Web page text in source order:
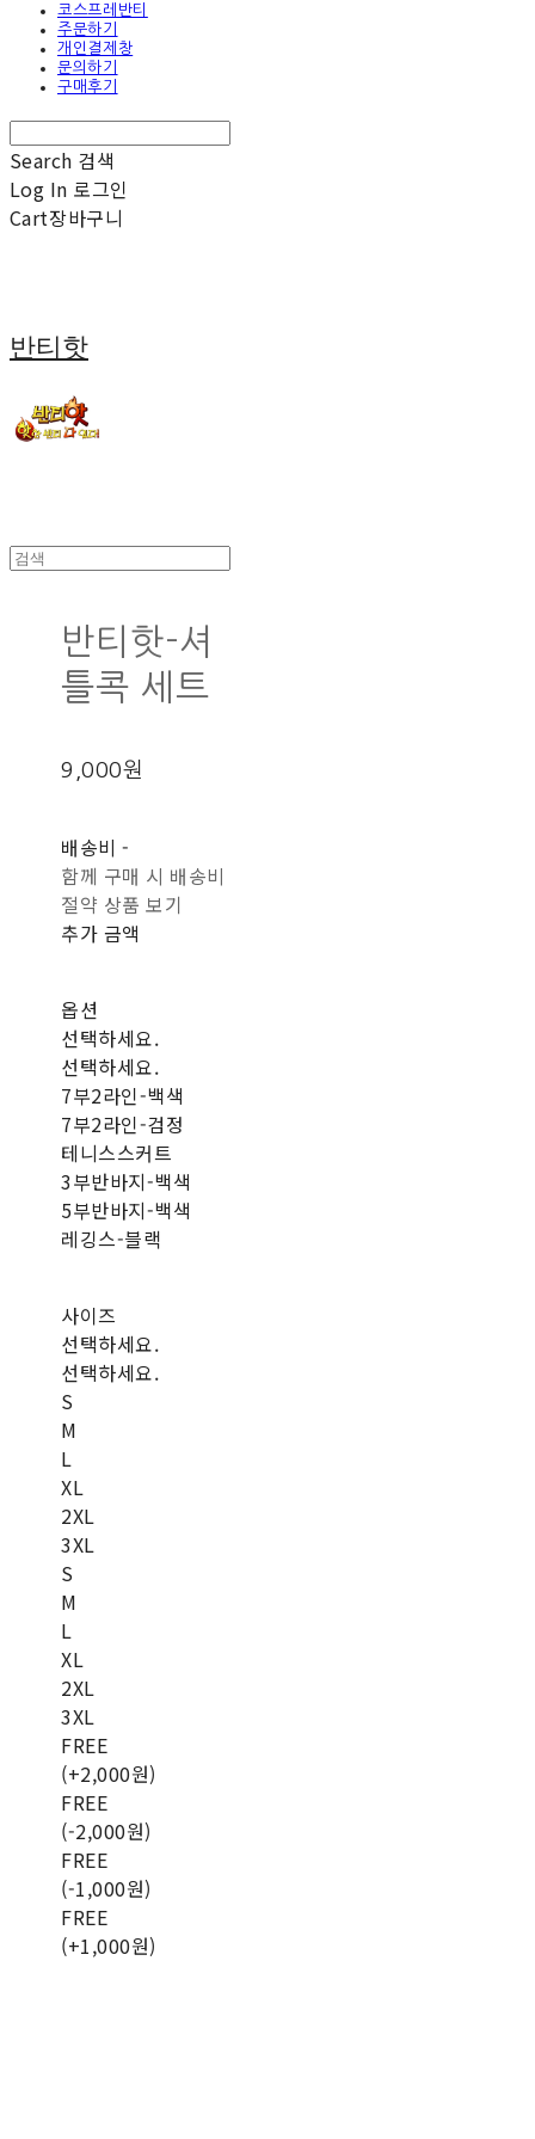
코스프레반티
주문하기
개인결제창
문의하기
구매후기
Search 검색
Log In 로그인
Cart장바구니
반티핫
반티핫-셔
틀콕 세트
9,000원
배송비-
함께 구매 시 배송비
절약 상품 보기
추가 금액
옵션
선택하세요.
선택하세요.
7부2라인-백색
7부2라인-검정
테니스스커트
3부반바지-백색
5부반바지-백색
레깅스-블랙
사이즈
선택하세요.
선택하세요.
S
M
L
XL
2XL
3XL
S
M
L
XL
2XL
3XL
FREE
(+2,000원)
FREE
(-2,000원)
FREE
(-1,000원)
FREE
(+1,000원)